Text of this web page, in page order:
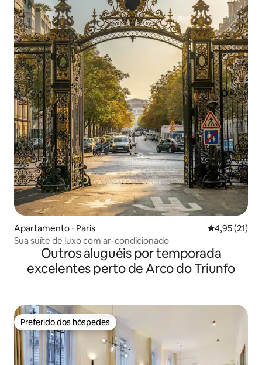
Apartamento ⋅ Paris 4,95 de uma
4,95 (21)
Sua suíte de luxo com ar-condicionado
Outros aluguéis por temporada
excelentes perto de Arco do Triunfo
Preferido dos hóspedes
Preferido dos hóspedes